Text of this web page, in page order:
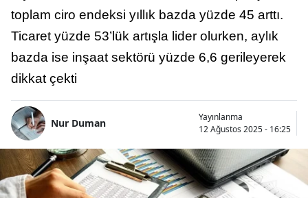
toplam ciro endeksi yıllık bazda yüzde 45 arttı.
Ticaret yüzde 53’lük artışla lider olurken, aylık
bazda ise inşaat sektörü yüzde 6,6 gerileyerek
dikkat çekti
Nur Duman
Yayınlanma
12 Ağustos 2025 - 16:25